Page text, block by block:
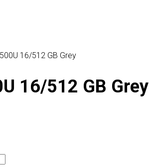
16/512 GB Grey
16/512 GB Grey